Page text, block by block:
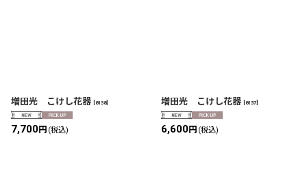
増田光 こけし花器 [8138]
7,700円 (税込)
増田光 こけし花器 [8137]
6,600円 (税込)